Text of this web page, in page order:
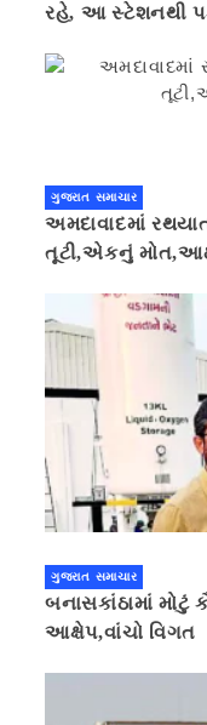
રહે, આ સ્ટેશનથી
ગુજરાત સમાચાર
અમદાવાદમાં
તૂટી,એકનું
ગુજરાત સમાચાર
બનાસકાંઠામાં મોટું
આક્ષેપ,વાંચો વિગત